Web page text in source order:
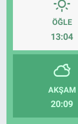
ÖĞLE
13:04
AKŞAM
20:09